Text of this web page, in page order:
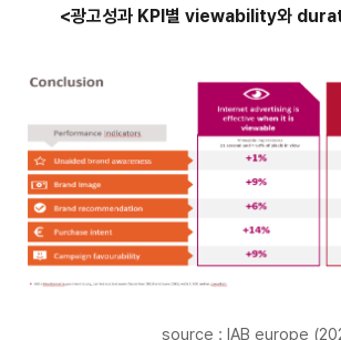
<광고성과 KPI별 viewability와
source : IAB europe